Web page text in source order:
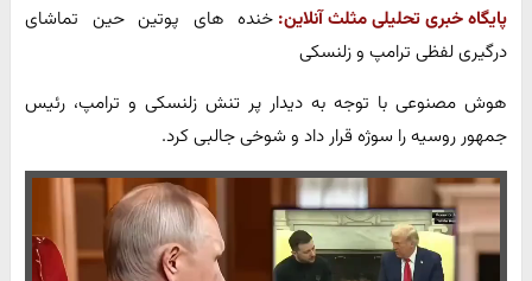
پایگاه خبری تحلیلی مثلث آنلاین: خنده های پوتین حین تماشای
درگیری لفظی ترامپ و زلنسکی
هوش مصنوعی با توجه به دیدار پر تنش زلنسکی و ترامپ، رئیس
جمهور روسیه را سوژه قرار داد و شوخی جالبی کرد.